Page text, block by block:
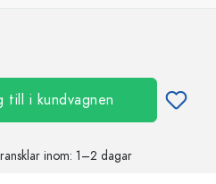
till i kundvagnen
inom: 1–2 dagar